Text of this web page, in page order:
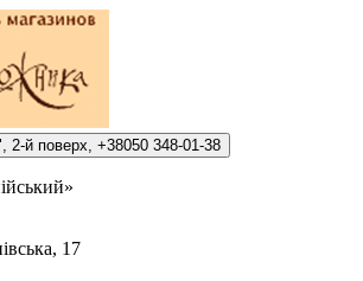
й поверх, +38050 348-01-38
17